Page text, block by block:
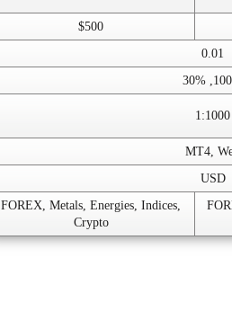
$500
0.01
1:1000
MT4,
USD
FOREX, Metals, Energies, Indices,
Crypto